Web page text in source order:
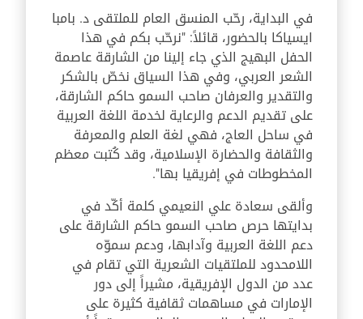
في البداية، رحّب المنسق العام للملتقى د. بامبا
ايسياكا بالحضور، قائلاً: "نرحّب بكم في هذا
الحفل البهيج الذي جاء إلينا من الشارقة عاصمة
الشعر العربي، وفي هذا السياق نخصّ بالشكر
والتقدير والعرفان صاحب السمو حاكم الشارقة،
على تقديم الدعم والرعاية لخدمة اللغة العربية
في ساحل العاج، فهي لغة العلم والمعرفة
والثقافة والحضارة الإسلامية، وقد كُتبت معظم
المخطوطات في إفريقيا بها".
وألقى سعادة علي النعيمي كلمة أكّد في
بدايتها حرص صاحب السمو حاكم الشارقة على
دعم اللغة العربية وآدابها، ودعم سموّه
اللامحدود للملتقيات الشعرية التي تقام في
عدد من الدول الإفريقية، مشيراً إلى دور
الإمارات في مساهمات ثقافية كثيرة على